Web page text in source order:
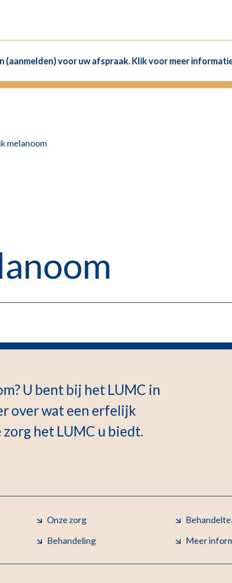
(aanmelden) voor uw afspraak. Klik voor meer
melanoom
U bent bij het LUMC in
over wat een erfelijk
het LUMC u biedt.
Onze zorg
Behandeling
Meer